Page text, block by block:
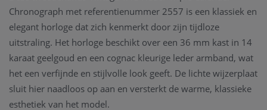
Chronograph met referentienummer 2557 is een klassiek en
elegant horloge dat zich kenmerkt door zijn tijdloze
uitstraling. Het horloge beschikt over een 36 mm kast in 14
karaat geelgoud en een cognac kleurige leder armband, wat
het een verfijnde en stijlvolle look geeft. De lichte wijzerplaat
sluit hier naadloos op aan en versterkt de warme, klassieke
esthetiek van het model.